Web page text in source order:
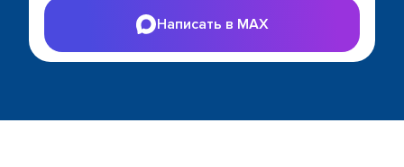
Написать в MAX